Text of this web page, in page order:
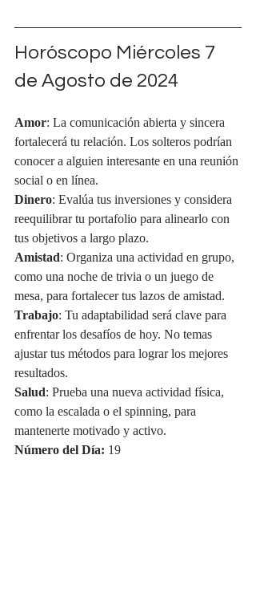
Horóscopo Miércoles 7
de Agosto de 2024
Amor: La comunicación abierta y sincera
fortalecerá tu relación. Los solteros podrían
conocer a alguien interesante en una reunión
social o en línea.
Dinero: Evalúa tus inversiones y considera
reequilibrar tu portafolio para alinearlo con
tus objetivos a largo plazo.
Amistad: Organiza una actividad en grupo,
como una noche de trivia o un juego de
mesa, para fortalecer tus lazos de amistad.
Trabajo: Tu adaptabilidad será clave para
enfrentar los desafíos de hoy. No temas
ajustar tus métodos para lograr los mejores
resultados.
Salud: Prueba una nueva actividad física,
como la escalada o el spinning, para
mantenerte motivado y activo.
Número del Día: 19